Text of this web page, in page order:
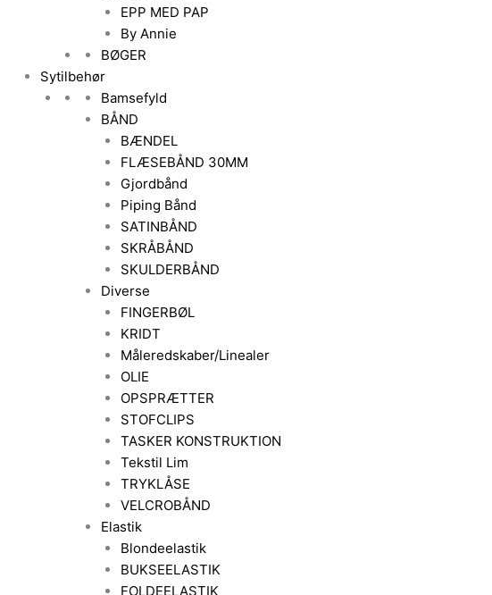
EPP MED PAP
By Annie
BØGER
Sytilbehør
Bamsefyld
BÅND
BÆNDEL
FLÆSEBÅND 30MM
Gjordbånd
Piping Bånd
SATINBÅND
SKRÅBÅND
SKULDERBÅND
Diverse
FINGERBØL
KRIDT
Måleredskaber/Linealer
OLIE
OPSPRÆTTER
STOFCLIPS
TASKER KONSTRUKTION
Tekstil Lim
TRYKLÅSE
VELCROBÅND
Elastik
Blondeelastik
BUKSEELASTIK
FOLDEELASTIK